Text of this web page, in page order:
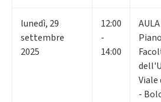
lunedì, 29
settembre
2025
12:00
-
14:00
-